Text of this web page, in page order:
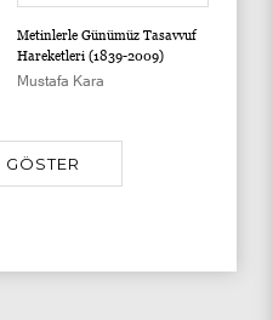
Metinlerle Günümüz Tasavvuf
Hareketleri (1839-2009)
Mustafa Kara